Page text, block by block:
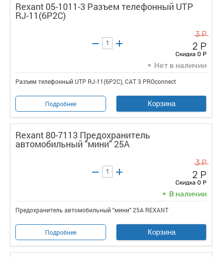
Rexant 05-1011-3 Разъем телефонный UTP
RJ-11(6P2C)
3 Р
2 Р
Скидка 0 Р
Нет в наличии
Разъем телефонный UTP RJ-11(6P2C), CAT 3 PROconnect
Подробнее Корзина
Rexant 80-7113 Предохранитель
автомобильный "мини" 25А
3 Р
2 Р
Скидка 0 Р
В наличии
Предохранитель автомобильный "мини" 25А REXANT
Подробнее Корзина